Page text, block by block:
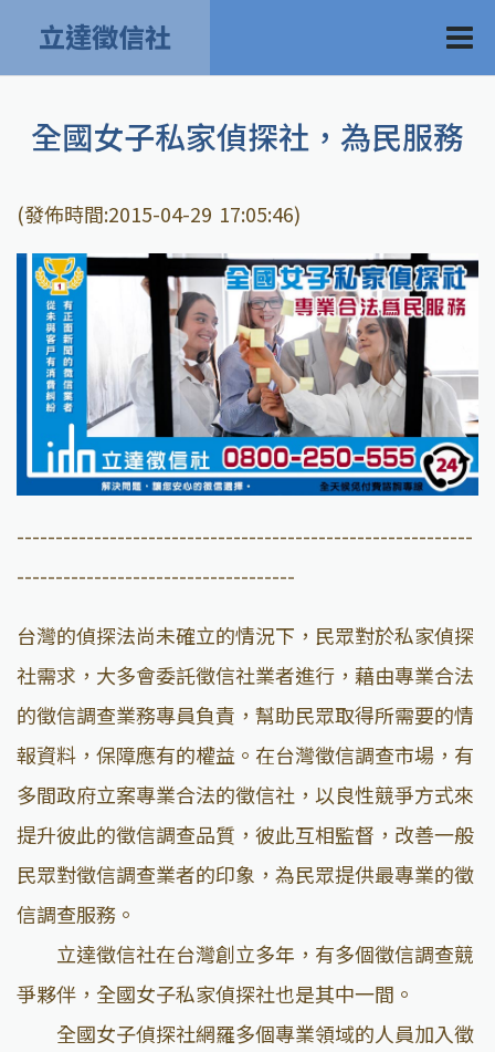
立達徵信社
全國女子私家偵探社，為民服務
(發佈時間:2015-04-29 17:05:46)
-----------------------------------------------------------
------------------------------------
台灣的偵探法尚未確立的情況下，民眾對於私家偵探
社需求，大多會委託徵信社業者進行，藉由專業合法
的徵信調查業務專員負責，幫助民眾取得所需要的情
報資料，保障應有的權益。在台灣徵信調查市場，有
多間政府立案專業合法的徵信社，以良性競爭方式來
提升彼此的徵信調查品質，彼此互相監督，改善一般
民眾對徵信調查業者的印象，為民眾提供最專業的徵
信調查服務。
立達徵信社在台灣創立多年，有多個徵信調查競
爭夥伴，全國女子私家偵探社也是其中一間。
全國女子偵探社網羅多個專業領域的人員加入徵